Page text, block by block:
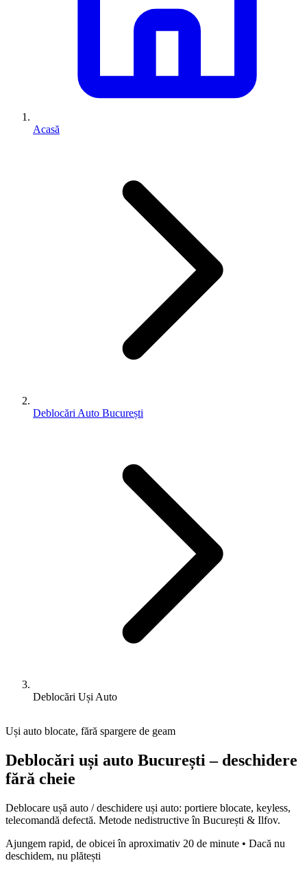
Acasă
Deblocări Auto București
Deblocări Uși Auto
Uși auto blocate, fără spargere de geam
Deblocări uși auto București – deschidere
fără cheie
Deblocare ușă auto / deschidere uși auto: portiere blocate, keyless,
telecomandă defectă. Metode nedistructive în București & Ilfov.
Ajungem rapid, de obicei în aproximativ 20 de minute • Dacă nu
deschidem, nu plătești